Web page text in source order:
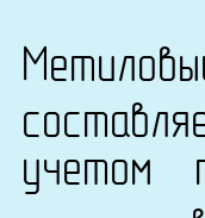
учетом